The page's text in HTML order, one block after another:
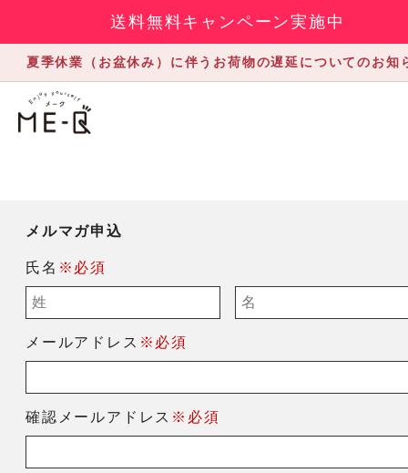
送料無料キャンペーン実施中
夏季休業（お盆休み）に伴うお荷物の遅延についてのお知
メルマガ申込
氏名 ※必須
メールアドレス ※必須
確認メールアドレス ※必須